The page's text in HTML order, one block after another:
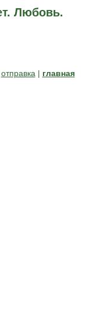
Любовь.
отправка | главная